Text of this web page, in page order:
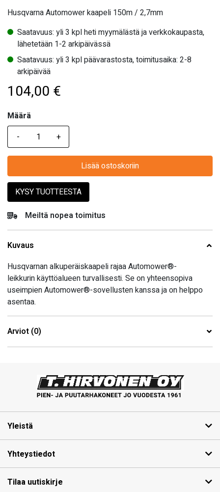
Husqvarna Automower kaapeli 150m / 2,7mm
Saatavuus: yli 3 kpl heti myymälästä ja verkkokaupasta,
lähetetään 1-2 arkipäivässä
Saatavuus: yli 3 kpl päävarastosta, toimitusaika: 2-8
arkipäivää
104,00 €
Määrä
Määrä
Lisää ostoskoriin
KYSY TUOTTEESTA
Meiltä nopea toimitus
Kuvaus
Husqvarnan alkuperäiskaapeli rajaa Automower®-
leikkurin käyttöalueen turvallisesti. Se on yhteensopiva
useimpien Automower®-sovellusten kanssa ja on helppo
asentaa.
Arviot (0)
Yleistä
Yhteystiedot
Tilaa uutiskirje